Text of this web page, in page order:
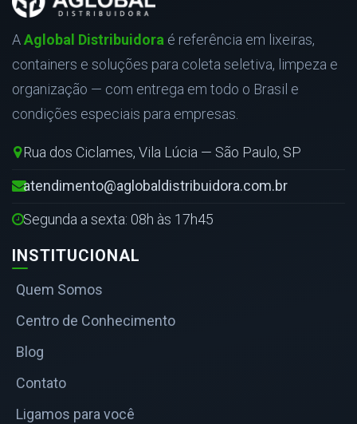
AAglobal Distribuidora é referência em lixeiras,
containers e soluções para coleta seletiva, limpeza e
organização — com entrega em todo o Brasil e
condições especiais para empresas.
Rua dos Ciclames, Vila Lúcia — São Paulo, SP
atendimento@aglobaldistribuidora.com.br
Segunda a sexta: 08h às 17h45
INSTITUCIONAL
Quem Somos
Centro de Conhecimento
Blog
Contato
Ligamos para você